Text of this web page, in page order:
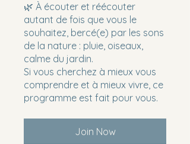
🌿 À écouter et réécouter
autant de fois que vous le
souhaitez, bercé(e) par les sons
de la nature : pluie, oiseaux,
calme du jardin.
Si vous cherchez à mieux vous
comprendre et à mieux vivre, ce
programme est fait pour vous.
Join Now